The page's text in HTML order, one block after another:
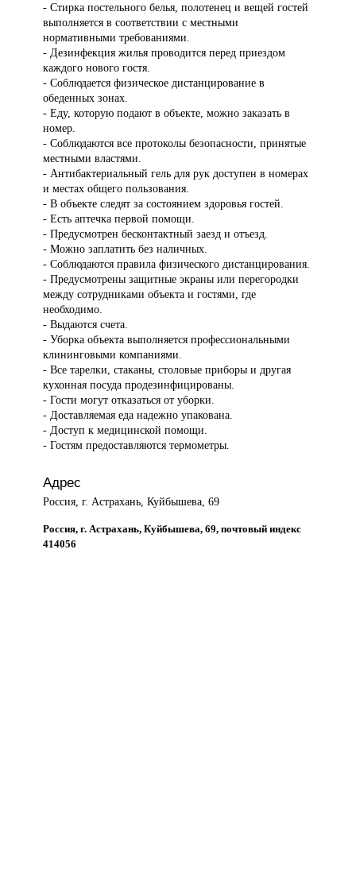
- Стирка постельного белья, полотенец и вещей гостей
выполняется в соответствии с местными
нормативными требованиями.
- Дезинфекция жилья проводится перед приездом
каждого нового гостя.
- Соблюдается физическое дистанцирование в
обеденных зонах.
- Еду, которую подают в объекте, можно заказать в
номер.
- Соблюдаются все протоколы безопасности, принятые
местными властями.
- Антибактериальный гель для рук доступен в номерах
и местах общего пользования.
- В объекте следят за состоянием здоровья гостей.
- Есть аптечка первой помощи.
- Предусмотрен бесконтактный заезд и отъезд.
- Можно заплатить без наличных.
- Соблюдаются правила физического дистанцирования.
- Предусмотрены защитные экраны или перегородки
между сотрудниками объекта и гостями, где
необходимо.
- Выдаются счета.
- Уборка объекта выполняется профессиональными
клининговыми компаниями.
- Все тарелки, стаканы, столовые приборы и другая
кухонная посуда продезинфицированы.
- Гости могут отказаться от уборки.
- Доставляемая еда надежно упакована.
- Доступ к медицинской помощи.
- Гостям предоставляются термометры.
Адрес
Россия, г. Астрахань, Куйбышева, 69
Россия, г. Астрахань, Куйбышева, 69, почтовый индекс
414056